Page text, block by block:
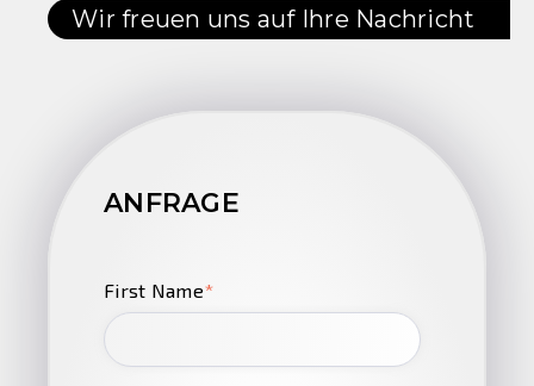
Wir freuen uns auf Ihre Nachricht
ANFRAGE
First Name*